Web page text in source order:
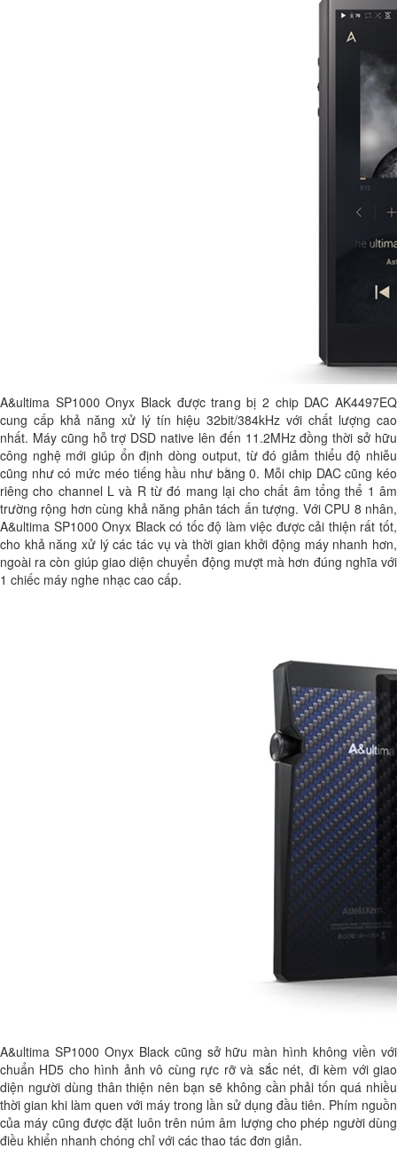
A&ultima SP1000 Onyx Black được trang bị 2 chip DAC AK4497EQ
cung cấp khả năng xử lý tín hiệu 32bit/384kHz với chất lượng cao
nhất. Máy cũng hỗ trợ DSD native lên đến 11.2MHz đồng thời sở hữu
công nghệ mới giúp ổn định dòng output, từ đó giảm thiểu độ nhiễu
cũng như có mức méo tiếng hầu như bằng 0. Mỗi chip DAC cũng kéo
riêng cho channel L và R từ đó mang lại cho chất âm tổng thể 1 âm
trường rộng hơn cùng khả năng phân tách ấn tượng. Với CPU 8 nhân,
A&ultima SP1000 Onyx Black có tốc độ làm việc được cải thiện rất tốt,
cho khả năng xử lý các tác vụ và thời gian khởi động máy nhanh hơn,
ngoài ra còn giúp giao diện chuyển động mượt mà hơn đúng nghĩa với
1 chiếc máy nghe nhạc cao cấp.
A&ultima SP1000 Onyx Black cũng sở hữu màn hình không viền với
chuẩn HD5 cho hình ảnh vô cùng rực rỡ và sắc nét, đi kèm với giao
diện người dùng thân thiện nên bạn sẽ không cần phải tốn quá nhiều
thời gian khi làm quen với máy trong lần sử dụng đầu tiên. Phím nguồn
của máy cũng được đặt luôn trên núm âm lượng cho phép người dùng
điều khiển nhanh chóng chỉ với các thao tác đơn giản.